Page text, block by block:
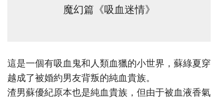
魔幻篇《吸血迷情》
這是一個有吸血鬼和人類血獵的小世界，蘇綠夏穿
越成了被婚約男友背叛的純血貴族。
渣男蘇優紀原本也是純血貴族，但由于被血液香氣